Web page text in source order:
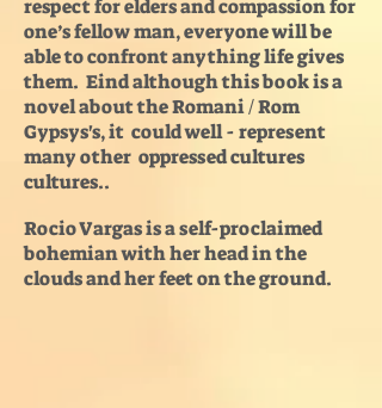
respect for elders and compassion for
one’s fellow man, everyone will be
able to confront anything life gives
them. Eind although this book is a
novel about the Romani / Rom
Gypsys's, it could well - represent
many other oppressed cultures
cultures..
Rocio Vargas is a self-proclaimed
bohemian with her head in the
clouds and her feet on the ground.